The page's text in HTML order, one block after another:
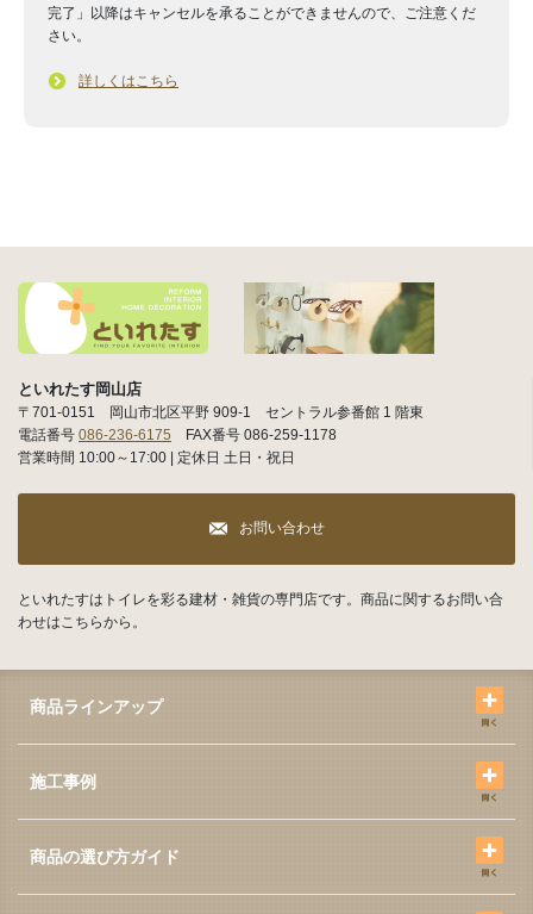
完了」以降はキャンセルを承ることができませんので、ご注意くだ
さい。
詳しくはこちら
といれたす岡山店
〒701-0151 岡山市北区平野 909-1 セントラル参番館 1 階東
電話番号 086-236-6175 FAX番号 086-259-1178
営業時間 10:00～17:00 | 定休日 土日・祝日
お問い合わせ
といれたすはトイレを彩る建材・雑貨の専門店です。商品に関するお問い合
わせはこちらから。
商品ラインアップ
施工事例
商品の選び方ガイド